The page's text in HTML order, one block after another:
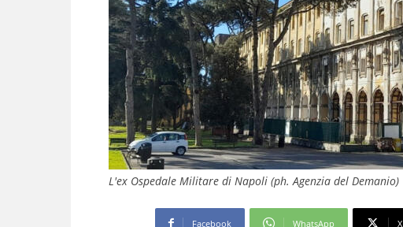
L'ex Ospedale Militare di Napoli (ph. Agenzia del Demanio)
Facebook WhatsApp X